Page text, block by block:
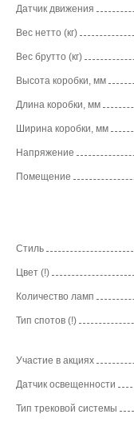
Датчик движения
Вес нетто (кг)
Вес брутто (кг)
Высота коробки, мм
Длина коробки, мм
Ширина коробки, мм
Напряжение
Помещение
Стиль
Цвет (!)
Количество ламп
Тип спотов (!)
Участие в акциях
Датчик освещенности
Тип трековой системы